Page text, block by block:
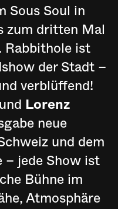
Sous Soul in
zum dritten Mal
Rabbithole ist
der Stadt –
verblüffend!
und Lorenz
neue
und dem
– jede Show ist
Bühne im
Atmosphäre